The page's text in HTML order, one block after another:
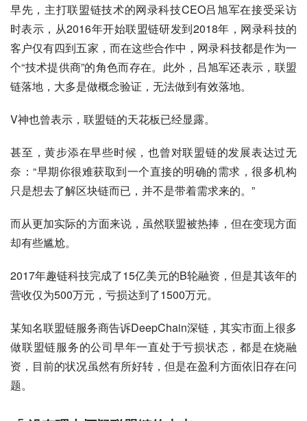
早先，主打联盟链技术的网录科技CEO吕旭军在接受采访
时表示，从2016年开始联盟链研发到2018年，网录科技的
客户仅有四到五家，而在这些合作中，网录科技都是作为一
个“技术提供商”的角色而存在。此外，吕旭军还表示，联盟
链落地，大多是做概念验证，无法做到有效落地。
V神也曾表示，联盟链的天花板已经显露。
甚至，黄步添在早些时候，也曾对联盟链的发展表达过无
奈：“早期你很难获取到一个直接的明确的需求，很多机构
只是想去了解区块链而已，并不是带着需求来的。”
而从更加实际的方面来说，虽然联盟被热捧，但在变现方面
却有些尴尬。
2017年趣链科技完成了15亿美元的B轮融资，但是其该年的
营收仅为500万元，亏损达到了1500万元。
某知名联盟链服务商告诉DeepChain深链，其实市面上很多
做联盟链服务的公司早年一直处于亏损状态，都是在烧融
资，目前的状况虽然有所好转，但是在盈利方面依旧存在问
题。